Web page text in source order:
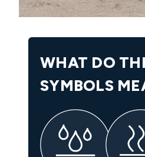
WHAT DO
SYMBOLS